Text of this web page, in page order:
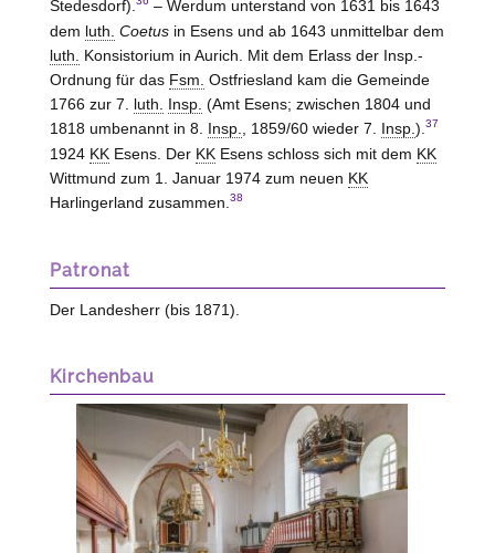
Stedesdorf).
– Werdum unterstand von 1631 bis 1643
dem luth. Coetusin Esens und ab 1643 unmittelbar dem
luth.
Konsistorium in Aurich. Mit dem Erlass der Insp.-
Ordnung für das Fsm. Ostfriesland kam die Gemeinde
1766 zur 7. luth. Insp. (Amt Esens; zwischen 1804 und
1818 umbenannt in 8. Insp. , 1859/60 wieder 7. Insp. ). 37
1924 KKEsens. Der KKEsens schloss sich mit dem KK
Wittmund zum 1. Januar 1974 zum neuen KK
Harlingerland zusammen. 38
Patronat
Der Landesherr (bis 1871).
Kirchenbau